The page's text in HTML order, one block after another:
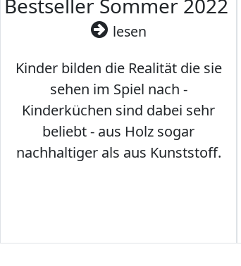
Bestseller Sommer 2022
lesen
Kinder bilden die Realität die sie
sehen im Spiel nach -
Kinderküchen sind dabei sehr
beliebt - aus Holz sogar
nachhaltiger als aus Kunststoff.